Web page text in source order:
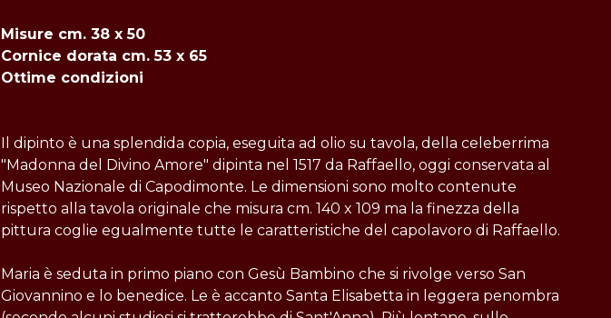
Misure cm. 38 x 50
Cornice dorata cm. 53 x 65
Ottime condizioni
Il dipinto è una splendida copia, eseguita ad olio su tavola, della celeberrima
"Madonna del Divino Amore" dipinta nel 1517 da Raffaello, oggi conservata al
Museo Nazionale di Capodimonte. Le dimensioni sono molto contenute
rispetto alla tavola originale che misura cm. 140 x 109 ma la finezza della
pittura coglie egualmente tutte le caratteristiche del capolavoro di Raffaello.
Maria è seduta in primo piano con Gesù Bambino che si rivolge verso San
Giovannino e lo benedice. Le è accanto Santa Elisabetta in leggera penombra